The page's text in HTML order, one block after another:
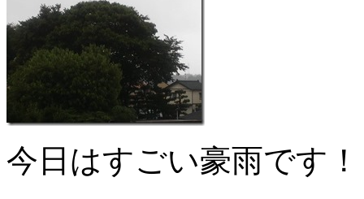
今日はすごい豪雨です！